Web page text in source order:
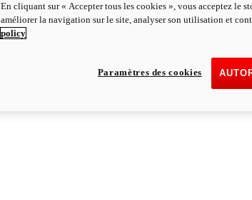
En cliquant sur « Accepter tous les cookies », vous acceptez le
améliorer la navigation sur le site, analyser son utilisation et
policy
Paramètres des cookies